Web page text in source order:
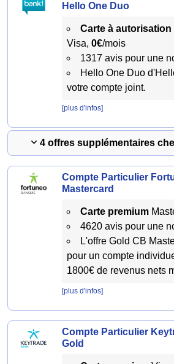
Hello One Duo
Carte à
Visa, 0€/mois
1317 avis pour une
Hello One Duo
votre compte joint.
[plus d'infos]
4 offres supplémentaires
Compte Particulier
Mastercard
Carte premium
4620 avis pour une
L'offre Gold CB
pour un compte
1800€ de revenus nets
[plus d'infos]
Compte Particulier
Gold